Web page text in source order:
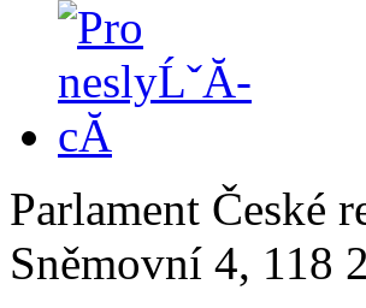
Parlament České
Sněmovní 4, 118